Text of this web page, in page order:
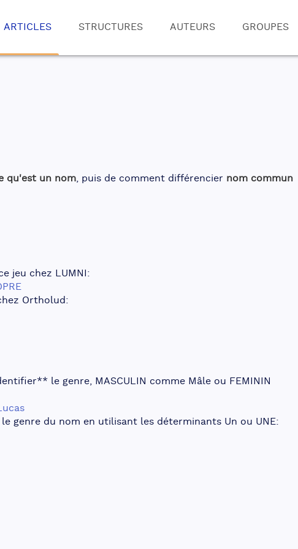
ARTICLES STRUCTURES AUTEURS GROUPES
qu'est un nom, puis de comment différencier nom commun
jeu chez LUMNI:
Ortholud:
le genre, MASCULIN comme Mâle ou FEMININ
genre du nom en utilisant les déterminants Un ou UNE: